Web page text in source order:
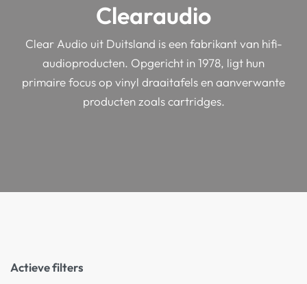
Clearaudio
Clear Audio uit Duitsland is een fabrikant van hifi-
audioproducten. Opgericht in 1978, ligt hun
primaire focus op vinyl draaitafels en aanverwante
producten zoals cartridges.
Actieve filters